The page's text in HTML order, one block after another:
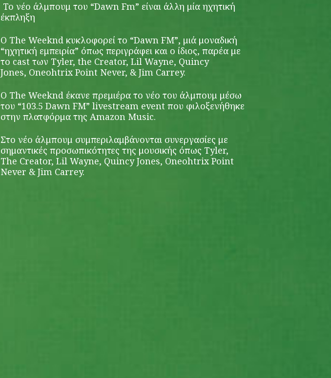
Το νέο άλμπουμ του “Dawn Fm” είναι άλλη μία ηχητική
έκπληξη
O The Weeknd κυκλοφορεί το “Dawn FM”, μιά μοναδική
“ηχητική εμπειρία” όπως περιγράφει και ο ίδιος, παρέα με
το cast των Tyler, the Creator, Lil Wayne, Quincy
Jones, Oneohtrix Point Never, & Jim Carrey.
O The Weeknd έκανε πρεμιέρα το νέο του άλμπουμ μέσω
του “103.5 Dawn FM” livestream event που φιλοξενήθηκε
στην πλατφόρμα της Amazon Music.
Στο νέο άλμπουμ συμπεριλαμβάνονται συνεργασίες με
σημαντικές προσωπικότητες της μουσικής όπως Tyler,
The Creator, Lil Wayne, Quincy Jones, Oneohtrix Point
Never & Jim Carrey.